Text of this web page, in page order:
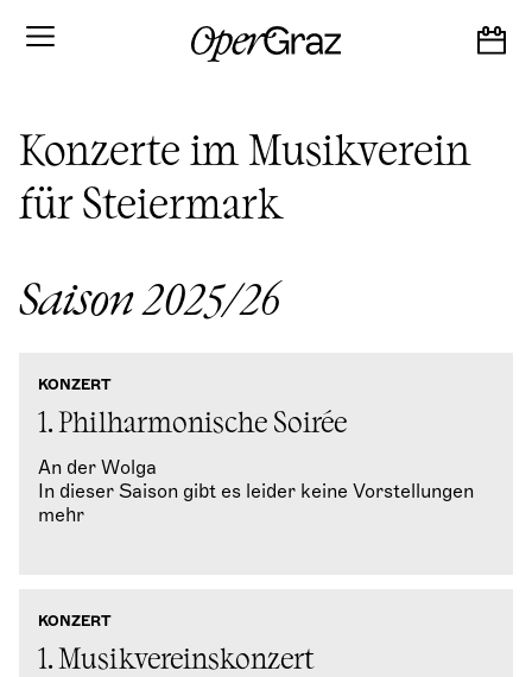
k
i
o
c
n
t
t
Konzerte im Musikverein
für Steiermark
Saison 2025/26
KONZERT
1. Philharmonische Soirée
An der Wolga
In dieser Saison gibt es leider keine Vorstellungen
mehr
KONZERT
1. Musikvereinskonzert